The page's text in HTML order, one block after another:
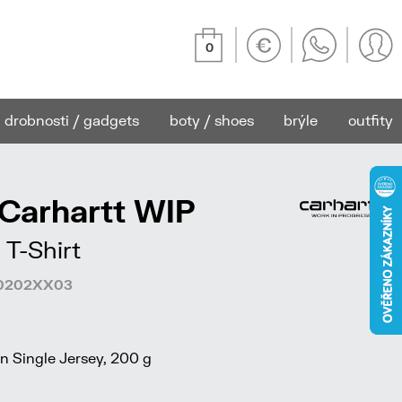
0
drobnosti / gadgets boty / shoes brýle outfity
WIP
Shirt
Single Jersey, 200 g